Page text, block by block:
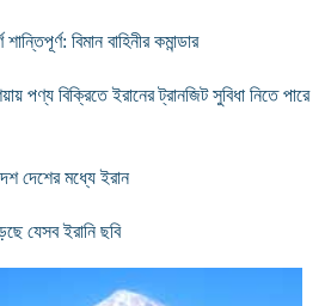
বিমান বাহিনীর কমান্ডার
পণ্য বিক্রিতে ইরানের ট্রানজিট সুবিধা নিতে পারে
দেশের মধ্যে ইরান
যেসব ইরানি ছবি